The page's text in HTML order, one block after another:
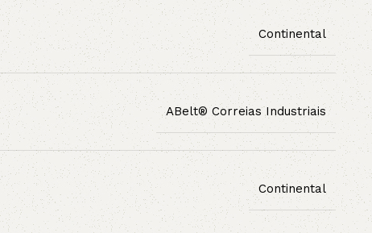
Continental
ABelt® Correias Industriais
Continental